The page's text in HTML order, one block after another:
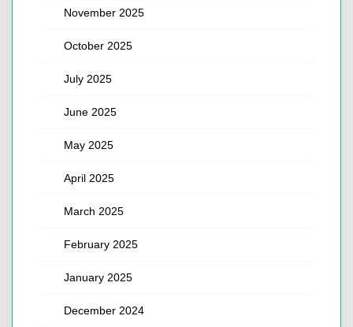
November 2025
October 2025
July 2025
June 2025
May 2025
April 2025
March 2025
February 2025
January 2025
December 2024